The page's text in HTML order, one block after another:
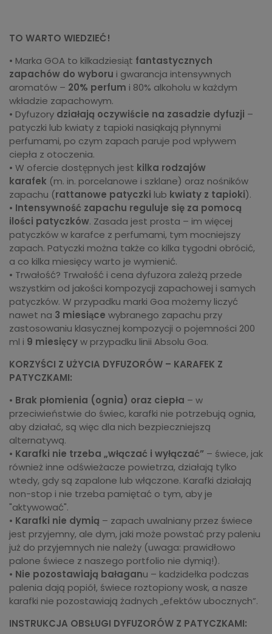
TO WARTO WIEDZIEĆ!
• Marka GOA to kilkadziesiąt fantastycznych
zapachów do wyboru i gwarancja intensywnych
aromatów – 20% perfum i 80% alkoholu w każdym
wkładzie zapachowym.
• Dyfuzory działają oczywiście na zasadzie dyfuzji –
patyczki lub kwiaty z tapioki nasiąkają płynnymi
perfumami, po czym zapach paruje pod wpływem
ciepła z otoczenia.
• W ofercie dostępnych jest kilka rodzajów
karafek (m. in. porcelanowe i szklane) oraz nośników
zapachu (rattanowe patyczki lub kwiaty z tapioki).
• Intensywność zapachu reguluje się za pomocą
ilości patyczków. Zasada jest prosta – im więcej
patyczków w karafce z perfumami, tym mocniejszy
zapach. Patyczki można także co kilka tygodni obrócić,
a co kilka miesięcy warto je wymienić.
• Trwałość? Trwałość i cena dyfuzora zależą przede
wszystkim od jakości kompozycji zapachowej i samych
patyczków. W przypadku marki Goa możemy liczyć
nawet na 3 miesiące wybranego zapachu przy
zastosowaniu klasycznej kompozycji o pojemności 200
ml i 9 miesięcyw przypadku linii Absolu Goa.
KORZYŚCI Z UŻYCIA DYFUZORÓW – KARAFEK Z
PATYCZKAMI:
• Brak płomienia (ognia) oraz ciepła – w
przeciwieństwie do świec, karafki nie potrzebują ognia,
aby działać, są więc dla nich bezpieczniejszą
alternatywą.
• Karafki nie trzeba „włączać i wyłączać” – świece, jak
również inne odświeżacze powietrza, działają tylko
wtedy, gdy są zapalone lub włączone. Karafki działają
non-stop i nie trzeba pamiętać o tym, aby je
"aktywować".
• Karafki nie dymią – zapach uwalniany przez świece
jest przyjemny, ale dym, jaki może powstać przy paleniu
już do przyjemnych nie należy (uwaga: prawidłowo
palone świece z naszego portfolio nie dymią!).
• Nie pozostawiają bałaganu – kadzidełka podczas
palenia dają popiół, świece roztopiony wosk, a nasze
karafki nie pozostawiają żadnych „efektów ubocznych”.
INSTRUKCJA OBSŁUGI DYFUZORÓW Z PATYCZKAMI: